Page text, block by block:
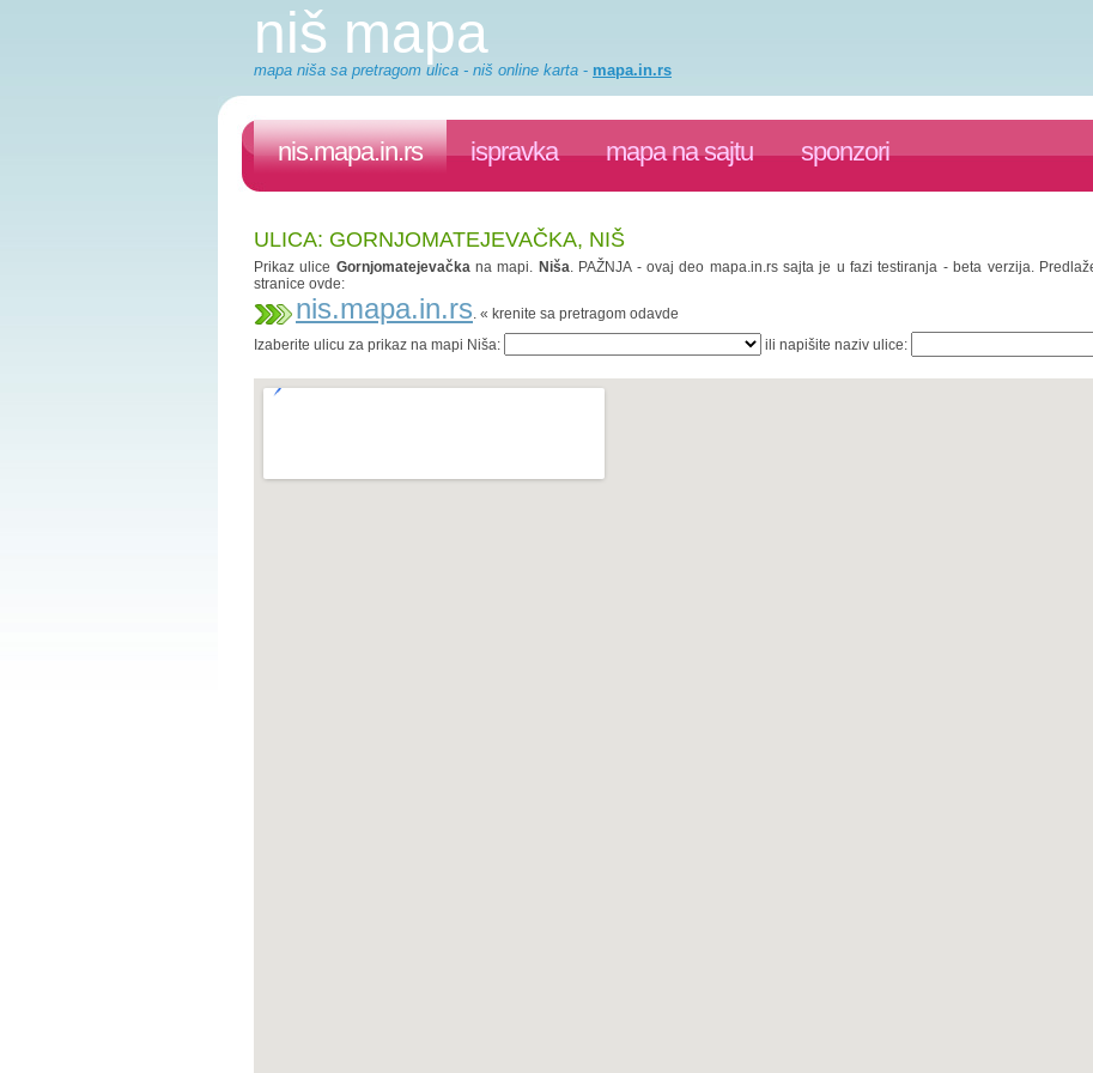
niš mapa
mapa niša sa pretragom ulica - niš online karta - mapa.in.rs
nis.mapa.in.rs ispravka mapa na sajtu sponzori
ULICA: GORNJOMATEJEVAČKA, NIŠ
Prikaz ulice Gornjomatejevačkana mapi. Niša. PAŽNJA - ovaj deo mapa.in.rs sajta je u fazi testiranja - beta verzija.
stranice ovde:
nis.mapa.in.rs. « krenite sa pretragom odavde
Izaberite ulicu za prikaz na mapi Niša:
ili napišite naziv ulice: